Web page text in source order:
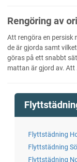
Rengöring av
Att rengöra en persisk
de är gjorda samt
göras på ett snabbt
mattan är gjord av. Att
Flyttstädning
Flyttstädning
Flyttstädning